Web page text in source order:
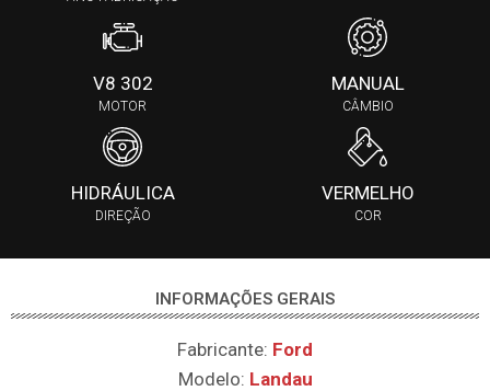
V8 302
MOTOR
MANUAL
CÂMBIO
HIDRÁULICA
DIREÇÃO
VERMELHO
COR
INFORMAÇÕES GERAIS
Fabricante: Ford
Modelo: Landau